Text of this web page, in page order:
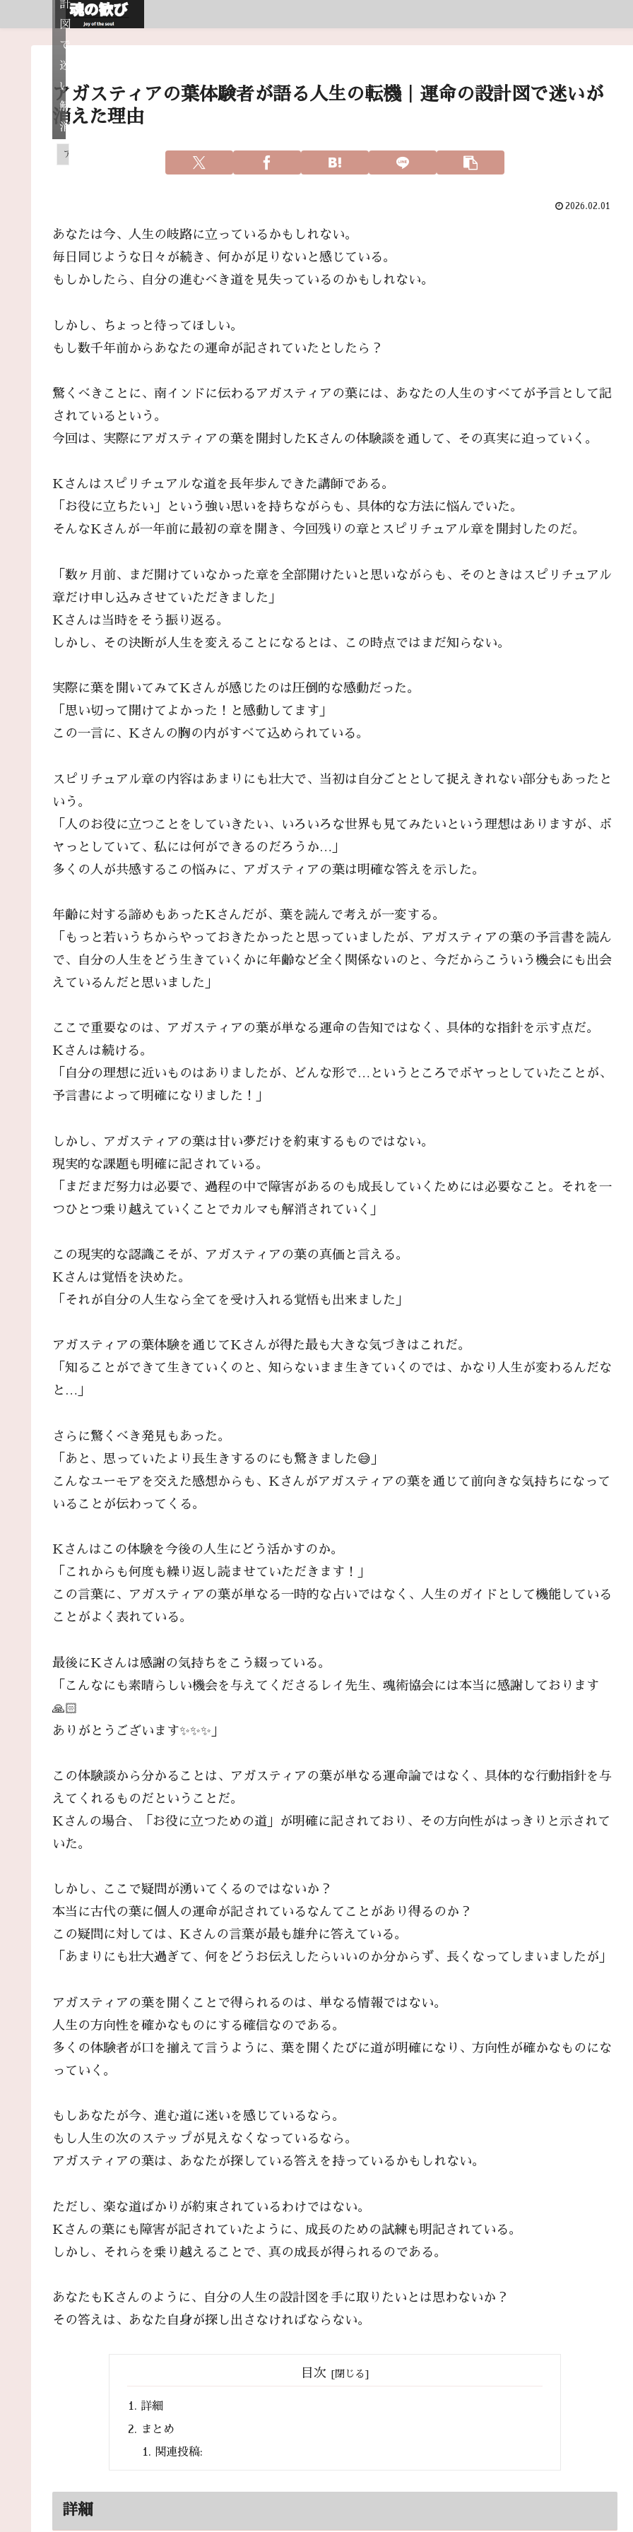
アガスティアの葉体験者が語る人生の転機｜運命の設計図で迷いが
消えた理由
アガスティアの葉
計
図
で
迷
い
解
消
2026.02.01
あなたは今、人生の岐路に立っているかもしれない。
毎日同じような日々が続き、何かが足りないと感じている。
もしかしたら、自分の進むべき道を見失っているのかもしれない。
しかし、ちょっと待ってほしい。
もし数千年前からあなたの運命が記されていたとしたら？
驚くべきことに、南インドに伝わるアガスティアの葉には、あなたの人生のすべてが予言として記
されているという。
今回は、実際にアガスティアの葉を開封したKさんの体験談を通して、その真実に迫っていく。
Kさんはスピリチュアルな道を長年歩んできた講師である。
「お役に立ちたい」という強い思いを持ちながらも、具体的な方法に悩んでいた。
そんなKさんが一年前に最初の章を開き、今回残りの章とスピリチュアル章を開封したのだ。
「数ヶ月前、まだ開けていなかった章を全部開けたいと思いながらも、そのときはスピリチュアル
章だけ申し込みさせていただきました」
Kさんは当時をそう振り返る。
しかし、その決断が人生を変えることになるとは、この時点ではまだ知らない。
実際に葉を開いてみてKさんが感じたのは圧倒的な感動だった。
「思い切って開けてよかった！と感動してます」
この一言に、Kさんの胸の内がすべて込められている。
スピリチュアル章の内容はあまりにも壮大で、当初は自分ごととして捉えきれない部分もあったと
いう。
「人のお役に立つことをしていきたい、いろいろな世界も見てみたいという理想はありますが、ボ
ヤっとしていて、私には何ができるのだろうか…」
多くの人が共感するこの悩みに、アガスティアの葉は明確な答えを示した。
年齢に対する諦めもあったKさんだが、葉を読んで考えが一変する。
「もっと若いうちからやっておきたかったと思っていましたが、アガスティアの葉の予言書を読ん
で、自分の人生をどう生きていくかに年齢など全く関係ないのと、今だからこういう機会にも出会
えているんだと思いました」
ここで重要なのは、アガスティアの葉が単なる運命の告知ではなく、具体的な指針を示す点だ。
Kさんは続ける。
「自分の理想に近いものはありましたが、どんな形で…というところでボヤっとしていたことが、
予言書によって明確になりました！」
しかし、アガスティアの葉は甘い夢だけを約束するものではない。
現実的な課題も明確に記されている。
「まだまだ努力は必要で、過程の中で障害があるのも成長していくためには必要なこと。それを一
つひとつ乗り越えていくことでカルマも解消されていく」
この現実的な認識こそが、アガスティアの葉の真価と言える。
Kさんは覚悟を決めた。
「それが自分の人生なら全てを受け入れる覚悟も出来ました」
アガスティアの葉体験を通じてKさんが得た最も大きな気づきはこれだ。
「知ることができて生きていくのと、知らないまま生きていくのでは、かなり人生が変わるんだな
と…」
さらに驚くべき発見もあった。
「あと、思っていたより長生きするのにも驚きました😅」
こんなユーモアを交えた感想からも、Kさんがアガスティアの葉を通じて前向きな気持ちになって
いることが伝わってくる。
Kさんはこの体験を今後の人生にどう活かすのか。
「これからも何度も繰り返し読ませていただきます！」
この言葉に、アガスティアの葉が単なる一時的な占いではなく、人生のガイドとして機能している
ことがよく表れている。
最後にKさんは感謝の気持ちをこう綴っている。
「こんなにも素晴らしい機会を与えてくださるレイ先生、魂術協会には本当に感謝しております
🙏🏻
ありがとうございます✨✨✨」
この体験談から分かることは、アガスティアの葉が単なる運命論ではなく、具体的な行動指針を与
えてくれるものだということだ。
Kさんの場合、「お役に立つための道」が明確に記されており、その方向性がはっきりと示されて
いた。
しかし、ここで疑問が湧いてくるのではないか？
本当に古代の葉に個人の運命が記されているなんてことがあり得るのか？
この疑問に対しては、Kさんの言葉が最も雄弁に答えている。
「あまりにも壮大過ぎて、何をどうお伝えしたらいいのか分からず、長くなってしまいましたが」
アガスティアの葉を開くことで得られるのは、単なる情報ではない。
人生の方向性を確かなものにする確信なのである。
多くの体験者が口を揃えて言うように、葉を開くたびに道が明確になり、方向性が確かなものにな
っていく。
もしあなたが今、進む道に迷いを感じているなら。
もし人生の次のステップが見えなくなっているなら。
アガスティアの葉は、あなたが探している答えを持っているかもしれない。
ただし、楽な道ばかりが約束されているわけではない。
Kさんの葉にも障害が記されていたように、成長のための試練も明記されている。
しかし、それらを乗り越えることで、真の成長が得られるのである。
あなたもKさんのように、自分の人生の設計図を手に取りたいとは思わないか？
その答えは、あなた自身が探し出さなければならない。
目次
詳細
まとめ
関連投稿:
詳細